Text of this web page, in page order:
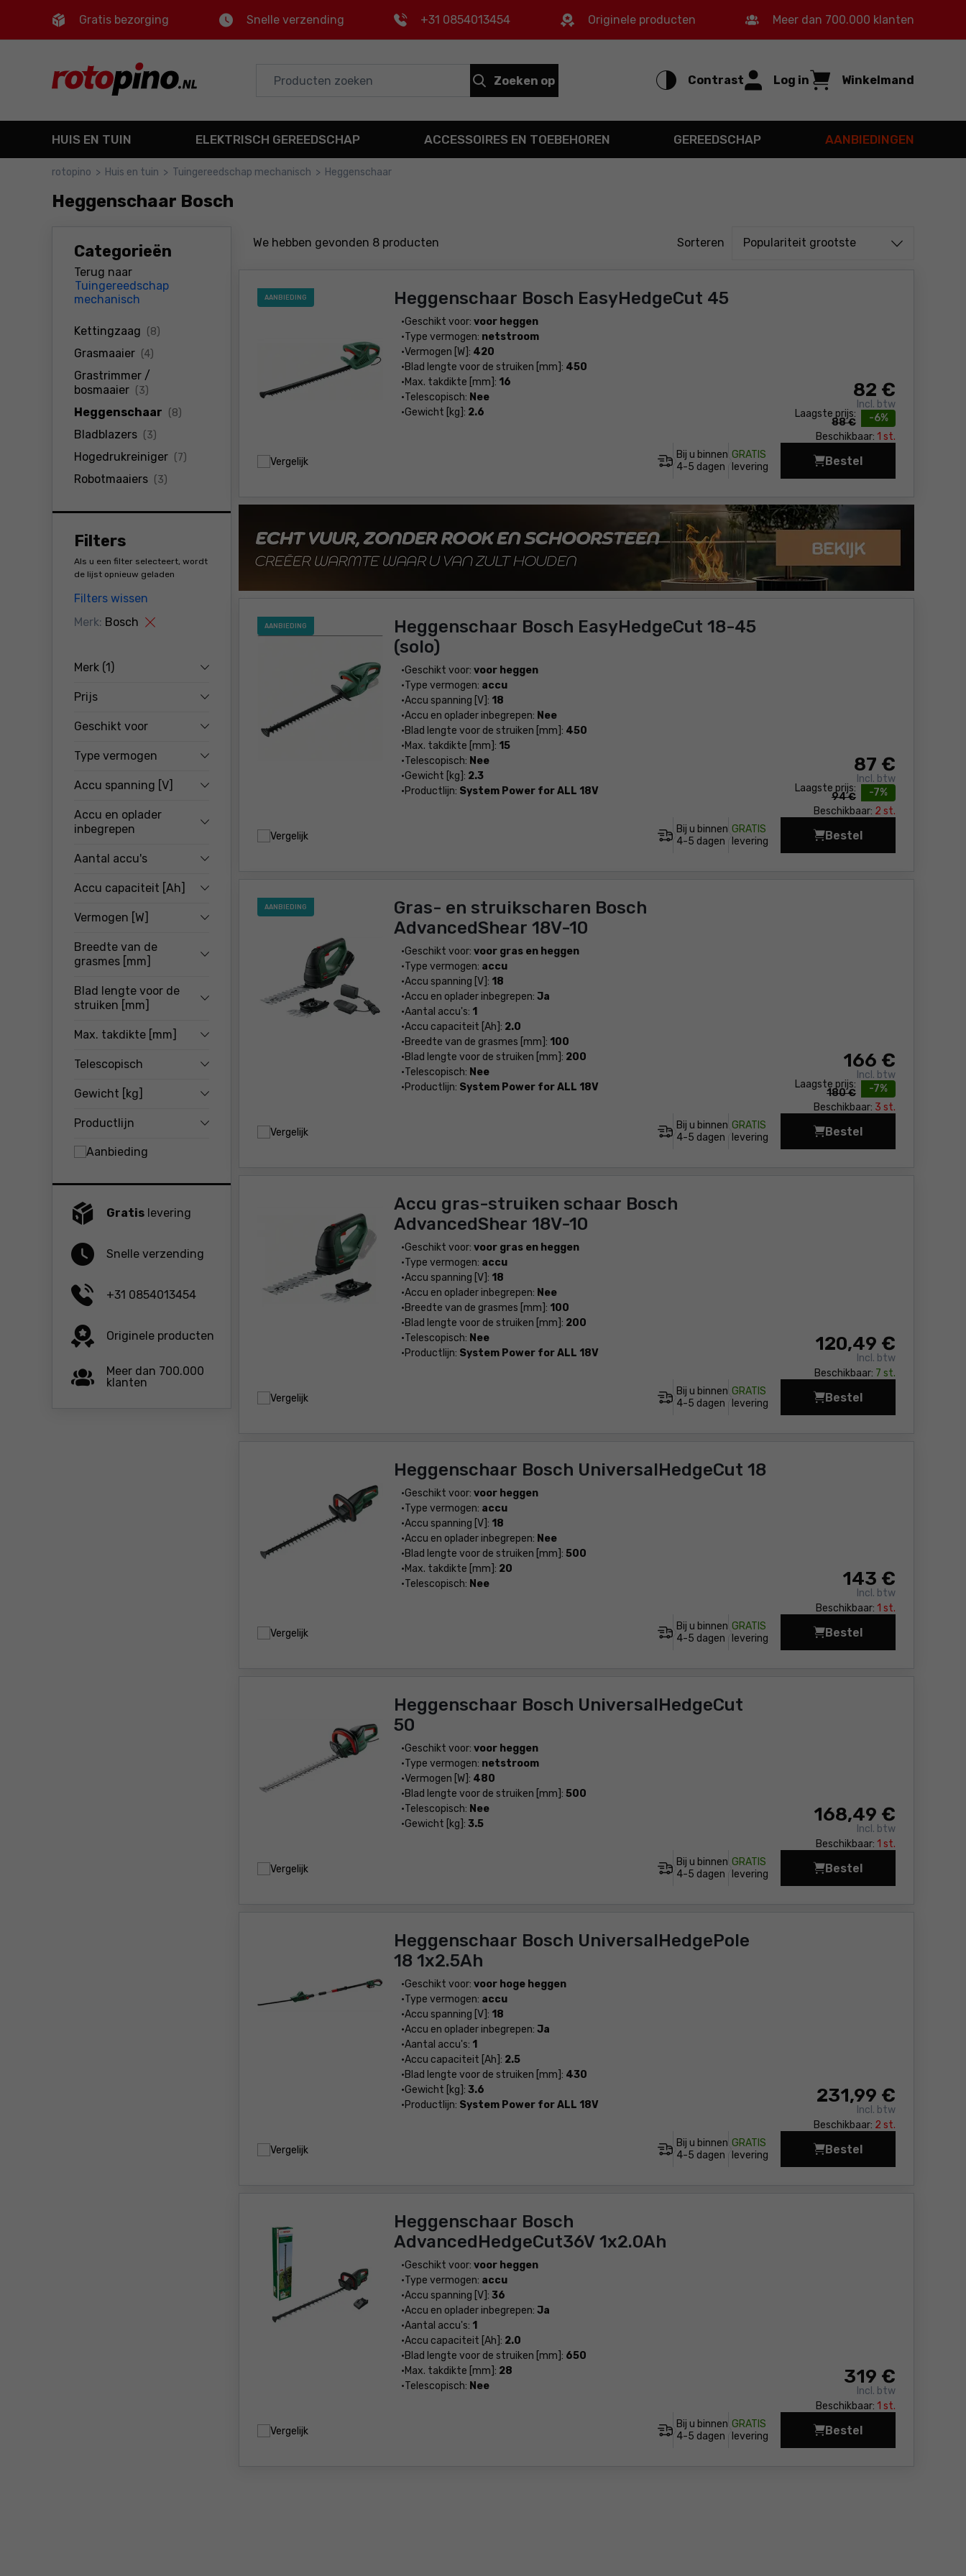
Control M
Hoofdmenu
Producten
Gratis bezorging Snelle verzending +31 0854013454 Originele producten Meer dan 700.000 klanten
Zoeken op Contrast Log in Winkelmand
HUIS EN TUIN ELEKTRISCH GEREEDSCHAP ACCESSOIRES EN TOEBEHOREN GEREEDSCHAP AANBIEDINGEN
rotopino > Huis en tuin > Tuingereedschap mechanisch > Heggenschaar
Heggenschaar Bosch
Categorieën
Terug naar
Tuingereedschap
mechanisch
Kettingzaag (8)
Grasmaaier (4)
Grastrimmer /
bosmaaier (3)
Heggenschaar (8)
Bladblazers (3)
Hogedrukreiniger (7)
Robotmaaiers (3)
Filters
Als u een filter selecteert, wordt
de lijst opnieuw geladen
Filters wissen
Merk: Bosch
Merk (1)
Prijs
Geschikt voor
Type vermogen
Accu spanning [V]
Accu en oplader
inbegrepen
Aantal accu's
Accu capaciteit [Ah]
Vermogen [W]
Breedte van de
grasmes [mm]
Blad lengte voor de
struiken [mm]
Max. takdikte [mm]
Telescopisch
Gewicht [kg]
Productlijn
Aanbieding
Gratis levering
Snelle verzending
+31 0854013454
Originele producten
Meer dan 700.000
klanten
We hebben gevonden 8 producten Sorteren Sorteren uit
Populariteit grootste
AANBIEDING Heggenschaar Bosch EasyHedgeCut 45
Geschikt voor: voor heggen
Type vermogen: netstroom
Vermogen [W]: 420
Blad lengte voor de struiken [mm]: 450
Max. takdikte [mm]: 16
Telescopisch: Nee
Gewicht [kg]: 2.6 -6%
Laagste prijs:
88 €
82 €
Incl. btw
Beschikbaar: 1 st.
Vergelijk
Bij u binnen
4-5 dagen
GRATIS
levering
Bestel
Heggenschaar
AANBIEDING
Heggenschaar Bosch EasyHedgeCut 18-45
(solo)
Geschikt voor: voor heggen
Type vermogen: accu
Accu spanning [V]: 18
Accu en oplader inbegrepen: Nee
Blad lengte voor de struiken [mm]: 450
Max. takdikte [mm]: 15
Telescopisch: Nee
Gewicht [kg]: 2.3
Productlijn: System Power for ALL 18V -7%
Laagste prijs:
94 €
87 €
Incl. btw
Beschikbaar: 2 st.
Vergelijk
Bij u binnen
4-5 dagen
GRATIS
levering
Bestel
Heggenschaar
AANBIEDING
Gras- en struikscharen Bosch
AdvancedShear 18V-10
Geschikt voor: voor gras en heggen
Type vermogen: accu
Accu spanning [V]: 18
Accu en oplader inbegrepen: Ja
Aantal accu's: 1
Accu capaciteit [Ah]: 2.0
Breedte van de grasmes [mm]: 100
Blad lengte voor de struiken [mm]: 200
Telescopisch: Nee
Productlijn: System Power for ALL 18V -7%
Laagste prijs:
180 €
166 €
Incl. btw
Beschikbaar: 3 st.
Vergelijk
Bij u binnen
4-5 dagen
GRATIS
levering
Bestel
Gras- en
Accu gras-struiken schaar Bosch
AdvancedShear 18V-10
Geschikt voor: voor gras en heggen
Type vermogen: accu
Accu spanning [V]: 18
Accu en oplader inbegrepen: Nee
Breedte van de grasmes [mm]: 100
Blad lengte voor de struiken [mm]: 200
Telescopisch: Nee
Productlijn: System Power for ALL 18V 120,49 €
Incl. btw
Beschikbaar: 7 st.
Vergelijk
Bij u binnen
4-5 dagen
GRATIS
levering
Bestel
Accu gras-struiken
Heggenschaar Bosch UniversalHedgeCut 18
Geschikt voor: voor heggen
Type vermogen: accu
Accu spanning [V]: 18
Accu en oplader inbegrepen: Nee
Blad lengte voor de struiken [mm]: 500
Max. takdikte [mm]: 20
Telescopisch: Nee 143 €
Incl. btw
Beschikbaar: 1 st.
Vergelijk
Bij u binnen
4-5 dagen
GRATIS
levering
Bestel
Heggenschaar
Heggenschaar Bosch UniversalHedgeCut
50
Geschikt voor: voor heggen
Type vermogen: netstroom
Vermogen [W]: 480
Blad lengte voor de struiken [mm]: 500
Telescopisch: Nee
Gewicht [kg]: 3.5 168,49 €
Incl. btw
Beschikbaar: 1 st.
Vergelijk
Bij u binnen
4-5 dagen
GRATIS
levering
Bestel
Heggenschaar
Heggenschaar Bosch UniversalHedgePole
18 1x2.5Ah
Geschikt voor: voor hoge heggen
Type vermogen: accu
Accu spanning [V]: 18
Accu en oplader inbegrepen: Ja
Aantal accu's: 1
Accu capaciteit [Ah]: 2.5
Blad lengte voor de struiken [mm]: 430
Gewicht [kg]: 3.6
Productlijn: System Power for ALL 18V 231,99 €
Incl. btw
Beschikbaar: 2 st.
Vergelijk
Bij u binnen
4-5 dagen
GRATIS
levering
Bestel
Heggenschaar Bosch
Heggenschaar Bosch
AdvancedHedgeCut36V 1x2.0Ah
Geschikt voor: voor heggen
Type vermogen: accu
Accu spanning [V]: 36
Accu en oplader inbegrepen: Ja
Aantal accu's: 1
Accu capaciteit [Ah]: 2.0
Blad lengte voor de struiken [mm]: 650
Max. takdikte [mm]: 28
Telescopisch: Nee 319 €
Incl. btw
Beschikbaar: 1 st.
Vergelijk
Bij u binnen
4-5 dagen
GRATIS
levering
Bestel
Heggenschaar Bosch